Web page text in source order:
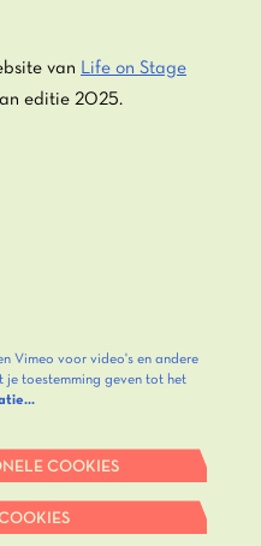
van Life on Stage
editie 2025.
Vimeo voor video's en andere
je toestemming geven tot het
COOKIES